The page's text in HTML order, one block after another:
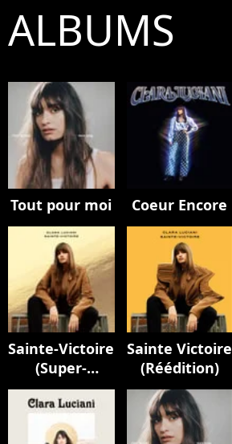
ALBUMS
Tout pour moi Coeur Encore
Sainte-Victoire
(Super-
édition)
Sainte Victoire
(Réédition)